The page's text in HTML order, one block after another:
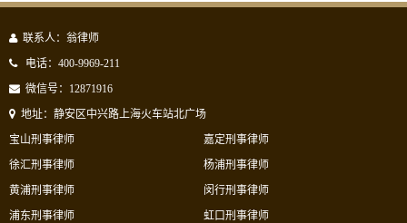
联系人：翁律师
电话：400-9969-211
微信号：12871916
地址：静安区中兴路上海火车站北广场
宝山刑事律师
徐汇刑事律师
黄浦刑事律师
浦东刑事律师
嘉定刑事律师
杨浦刑事律师
闵行刑事律师
虹口刑事律师